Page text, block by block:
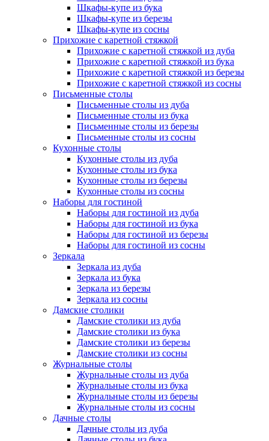
Шкафы-купе из бука
Шкафы-купе из березы
Шкафы-купе из сосны
Прихожие с каретной стяжкой
Прихожие с каретной стяжкой из дуба
Прихожие с каретной стяжкой из бука
Прихожие с каретной стяжкой из березы
Прихожие с каретной стяжкой из сосны
Письменные столы
Письменные столы из дуба
Письменные столы из бука
Письменные столы из березы
Письменные столы из сосны
Кухонные столы
Кухонные столы из дуба
Кухонные столы из бука
Кухонные столы из березы
Кухонные столы из сосны
Наборы для гостиной
Наборы для гостиной из дуба
Наборы для гостиной из бука
Наборы для гостиной из березы
Наборы для гостиной из сосны
Зеркала
Зеркала из дуба
Зеркала из бука
Зеркала из березы
Зеркала из сосны
Дамские столики
Дамские столики из дуба
Дамские столики из бука
Дамские столики из березы
Дамские столики из сосны
Журнальные столы
Журнальные столы из дуба
Журнальные столы из бука
Журнальные столы из березы
Журнальные столы из сосны
Дачные столы
Дачные столы из дуба